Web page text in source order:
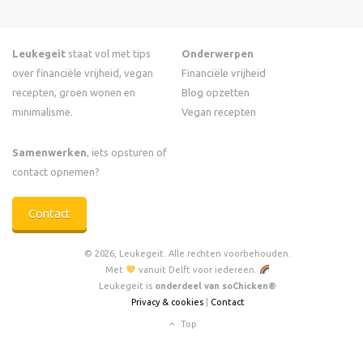
Leukegeit staat vol met tips
over financiële vrijheid, vegan
recepten, groen wonen en
minimalisme.
Samenwerken, iets opsturen of
contact opnemen?
Contact
Onderwerpen
Financiële vrijheid
Blog opzetten
Vegan recepten
© 2026, Leukegeit. Alle rechten voorbehouden.
Met
vanuit Delft voor iedereen.
Leukegeit is onderdeel van soChicken®
Privacy & cookies| Contact
Top